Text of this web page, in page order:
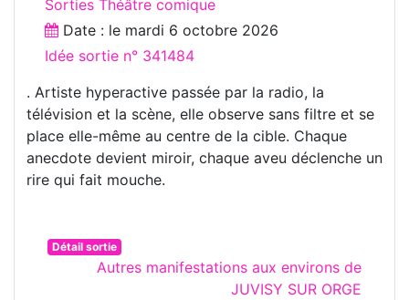
Sorties Théâtre comique
Date : le mardi 6 octobre 2026
Idée sortie n° 341484
. Artiste hyperactive passée par la radio, la
télévision et la scène, elle observe sans filtre et se
place elle-même au centre de la cible. Chaque
anecdote devient miroir, chaque aveu déclenche un
rire qui fait mouche.
Détail sortie
Autres manifestations aux environs de
JUVISY SUR ORGE